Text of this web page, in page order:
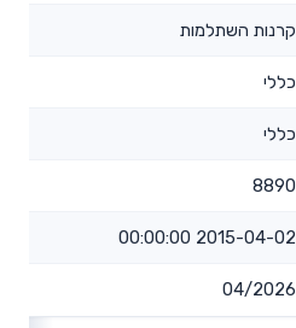
קרנות השתלמות
כללי
כללי
8890
2015-04-02 00:00:00
04/2026